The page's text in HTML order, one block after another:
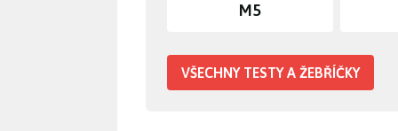
M5
VŠECHNY TESTY A ŽEBŘÍČKY